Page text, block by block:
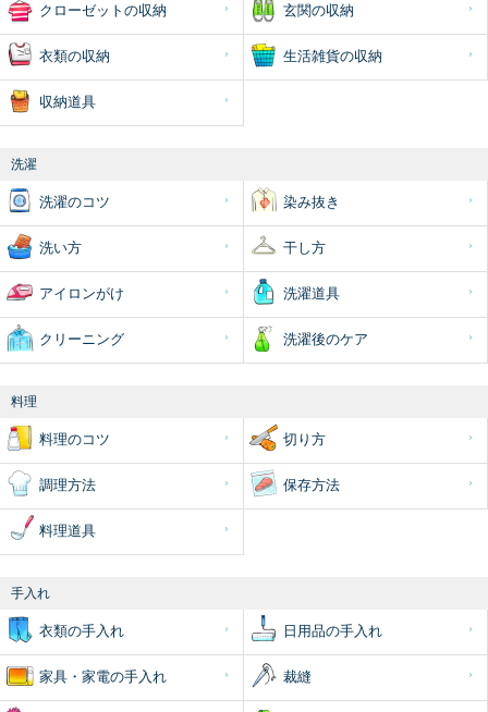
クローゼットの収納 玄関の収納
衣類の収納 生活雑貨の収納
収納道具
洗濯
洗濯のコツ 染み抜き
洗い方 干し方
アイロンがけ 洗濯道具
クリーニング 洗濯後のケア
料理
料理のコツ 切り方
調理方法 保存方法
料理道具
手入れ
衣類の手入れ 日用品の手入れ
家具・家電の手入れ 裁縫